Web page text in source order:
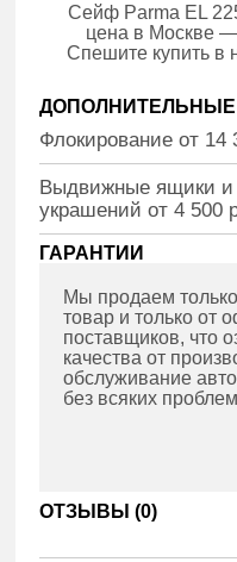
Сейф Parma EL
цена в Москве —
Спешите купить в
Флокирование от 14
Выдвижные ящики и
украшений от 4 500
ГАРАНТИИ
Мы продаем
товар и только от
поставщиков, что
качества от
обслуживание
без всяких
ОТЗЫВЫ (0)